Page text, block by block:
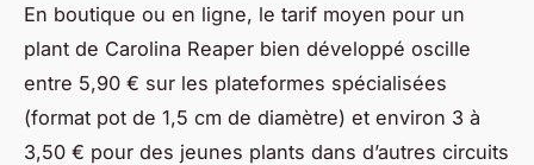
En boutique ou en ligne, le tarif moyen pour un
plant de Carolina Reaper bien développé oscille
entre 5,90 € sur les plateformes spécialisées
(format pot de 1,5 cm de diamètre) et environ 3 à
3,50 € pour des jeunes plants dans d’autres circuits